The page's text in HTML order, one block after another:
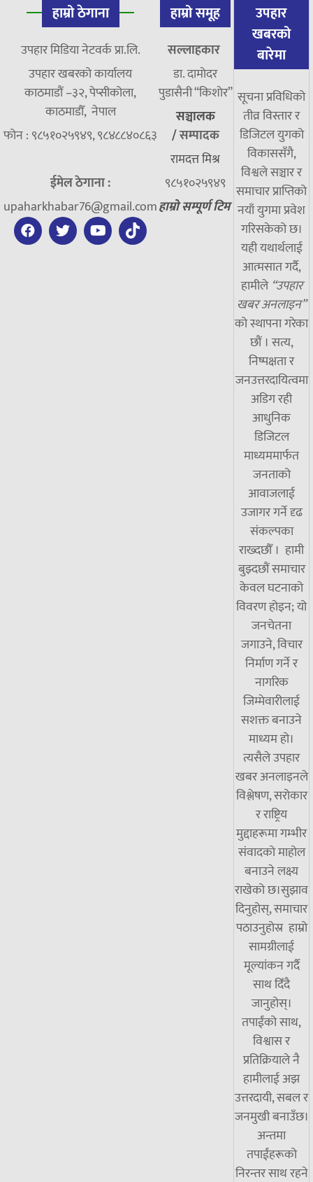
हाम्रो ठेगाना
उपहार मिडिया नेटवर्क प्रा.लि.
उपहार खबरको कार्यालय
काठमाडौं –३२, पेप्सीकोला,
काठमाडौँ, नेपाल
फोन : ९८५१०२५९४९, ९८४८८४०८६३
ईमेल ठेगाना :
upaharkhabar76@gmail.com
हाम्रो समूह
सल्लाहकार
डा. दामाेदर
पुडासैनी “किशाेर”
सञ्चालक
/सम्पादक
रामदत्त मिश्र
९८५१०२५९४९
हाम्रो सम्पूर्ण टिम
उपहार
खबरको
बारेमा
सूचना प्रविधिको
तीव्र विस्तार र
डिजिटल युगको
विकाससँगै,
विश्वले सञ्चार र
समाचार प्राप्तिको
नयाँ युगमा प्रवेश
गरिसकेको छ।
यही यथार्थलाई
आत्मसात गर्दै,
हामीले “उपहार
खबर अनलाइन”
को स्थापना गरेका
छौं । सत्य,
निष्पक्षता र
जनउत्तरदायित्वमा
अडिग रही
आधुनिक
डिजिटल
माध्यममार्फत
जनताको
आवाजलाई
उजागर गर्ने दृढ
संकल्पका
राख्दछौँ । हामी
बुझ्दछौं समाचार
केवल घटनाको
विवरण होइन; यो
जनचेतना
जगाउने, विचार
निर्माण गर्ने र
नागरिक
जिम्मेवारीलाई
सशक्त बनाउने
माध्यम हो।
त्यसैले उपहार
खबर अनलाइनले
विश्लेषण, सरोकार
र राष्ट्रिय
मुद्दाहरूमा गम्भीर
संवादको माहोल
बनाउने लक्ष्य
राखेको छ।सुझाव
दिनुहोस्, समाचार
पठाउनुहोस्र हाम्रो
सामग्रीलाई
मूल्यांकन गर्दै
साथ दिँदै
जानुहोस्।
तपाईंको साथ,
विश्वास र
प्रतिक्रियाले नै
हामीलाई अझ
उत्तरदायी, सबल र
जनमुखी बनाउँछ।
अन्तमा
तपाईंहरूको
निरन्तर साथ रहने